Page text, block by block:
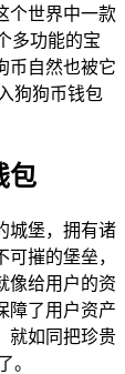
个世界中一款
多功能的宝
币自然也被它
狗狗币钱包
包
城堡，拥有诸
摧的堡垒，
像给用户的资
障了用户资产
就如同把珍贵
。